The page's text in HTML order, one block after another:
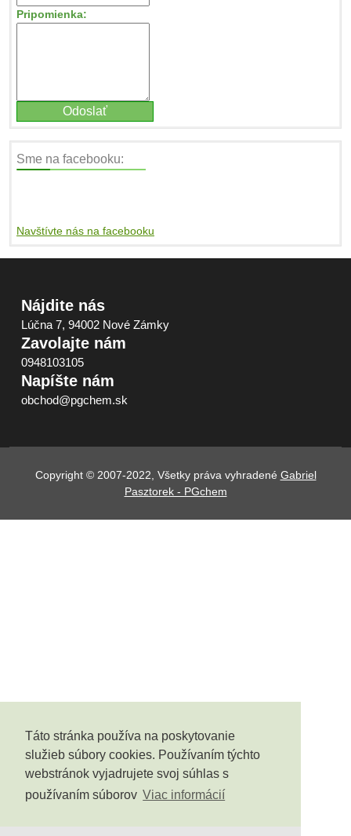
Táto stránka používa na poskytovanie
služieb súbory cookies. Používaním týchto
webstránok vyjadrujete svoj súhlas s
používaním súborov Viac informácií
Pripomienka:
Sme na facebooku:
Navštívte nás na facebooku
Nájdite nás
Lúčna 7, 94002 Nové Zámky
Zavolajte nám
0948103105
Napíšte nám
obchod@pgchem.sk
Copyright © 2007-2022, Všetky práva vyhradené Gabriel
Pasztorek - PGchem